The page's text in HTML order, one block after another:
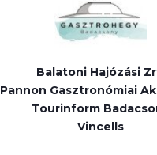
Balatoni Hajózási
Pannon Gasztronómiai
Tourinform
Vincells